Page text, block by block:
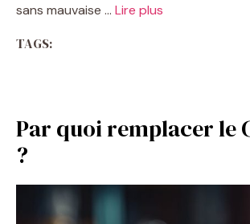
sans mauvaise … Lire plus
TAGS:
Par quoi remplacer le
?